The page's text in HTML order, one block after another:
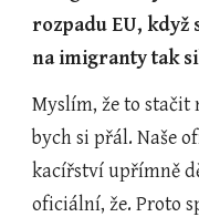
rozpadu EU, když
na imigranty tak
Myslím, že to stačit
bych si přál. Naše
kacířství upřímně
oficiální, že. Proto